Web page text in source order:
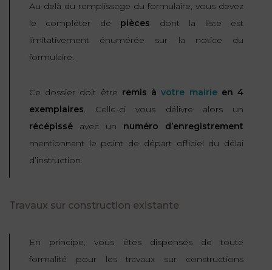
DE
L’URBANISME
Au-delà du remplissage du formulaire, vous devez
le compléter de pièces dont la liste est
limitativement énumérée sur la notice du
formulaire.
Ce dossier doit être remis àvotre mairieen 4
exemplaires. Celle-ci vous délivre alors un
récépissé avec un numéro d’enregistrement
mentionnant le point de départ officiel du délai
d’instruction.
Travaux sur construction existante
En principe, vous êtes dispensés de toute
formalité pour les travaux sur constructions